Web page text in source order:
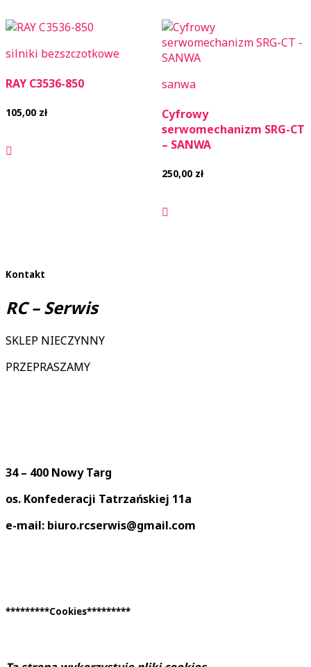
silniki bezszczotkowe
RAY C3536-850
105,00 zł
sanwa
Cyfrowy
serwomechanizm SRG-CT
– SANWA
250,00 zł
Kontakt
RC – Serwis
SKLEP NIECZYNNY
PRZEPRASZAMY
34 – 400 Nowy Targ
os. Konfederacji Tatrzańskiej 11a
e-mail: biuro.rcserwis@gmail.com
*********Cookies*********